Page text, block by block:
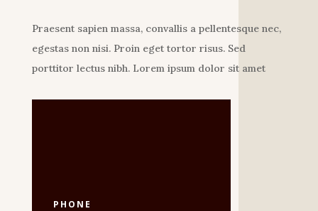
Praesent sapien massa, convallis a pellentesque nec,
egestas non nisi. Proin eget tortor risus. Sed
porttitor lectus nibh. Lorem ipsum dolor sit amet
PHONE